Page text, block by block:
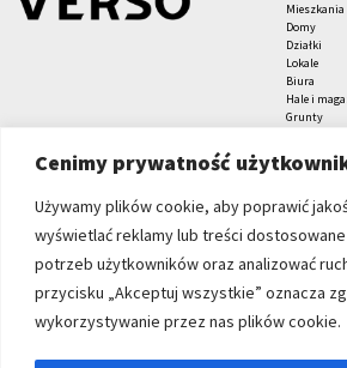
Cenimy prywatność
Używamy plików cookie, aby poprawić
wyświetlać reklamy lub treści
potrzeb użytkowników oraz analizować
przycisku „Akceptuj wszystkie” oznacza
wykorzystywanie przez nas plików cookie.
Mieszkania
Domy
Działki
Lokale
Biura
Hale i
Grunty
Zleć
Blog
Verso Nieruchomości sp. z
o.o.
Grabiszyńska 208
53-235 Wrocław
+48 71 71 27 000